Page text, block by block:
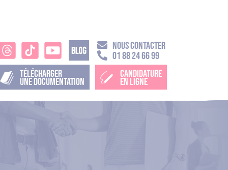
NOUS CONTACTER
01 88 24 66 99
TÉLÉCHARGER
UNE DOCUMENTATION
CANDIDATURE
EN LIGNE